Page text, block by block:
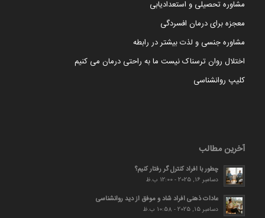
مشاوره تحصیلی و استعدادیابی
معجزه برای درمان افسردگی
مشاوره جنسی و لذت بیشتر در رابطه
اختلال روان ترسناک نیست ما به راحتی درمان می کنیم
کلیپ روانشناسی
آخرین مطالب
چطور با افراد کنترل گر رفتار کنیم؟
دسامبر 16, 2025 - 12:00 ب.ظ
عادات ذهنی افراد شاد و موفق از دید روانشناسی
دسامبر 15, 2025 - 10:58 ب.ظ